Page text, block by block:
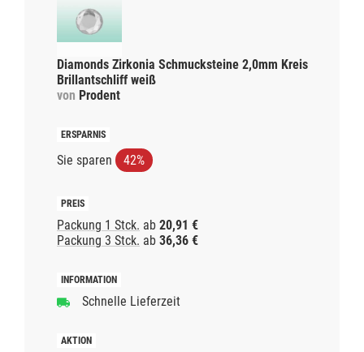
Diamonds Zirkonia Schmucksteine 2,0mm Kreis
Brillantschliff weiß
von Prodent
Sie sparen 42%
Packung 1 Stck. ab 20,91 €
Packung 3 Stck. ab 36,36 €
Schnelle Lieferzeit